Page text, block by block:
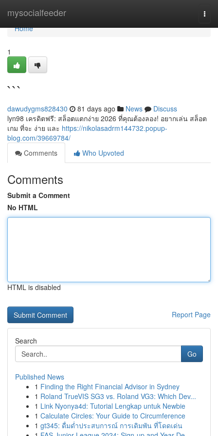
mysocialfeeder
Home
Home
1
```
dawudygms828430 81 days ago News
Discuss
lyn98 เครดิตฟรี: สล็อตแตกง่าย 2026 ที่คุณต้องลอง! อยากเล่น สล็อต
เกม ที่จะ ง่าย และ https://nikolasadrm144732.popup-
blog.com/39669784/
Comments
Who Upvoted
Comments
Submit a Comment
No HTML
HTML is disabled
Report Page
Search
Go
Published News
1 Finding the Right Financial Advisor in Sydney
1 Roland TrueVIS SG3 vs. Roland VG3: Which Dev...
1 Link Nyonya4d: Tutorial Lengkap untuk Newbie
1 Calculate Circles: Your Guide to Circumference
1 gt345: ดื่มด่ำประสบการณ์ การเดิมพัน ที่โดดเด่น